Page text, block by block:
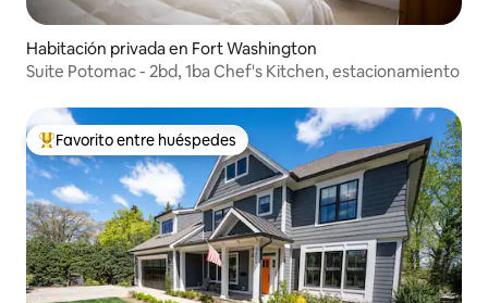
Habitación privada en Fort Washington
Suite Potomac - 2bd, 1ba Chef's Kitchen, estacionamiento
Favorito entre huéspedes preferido
Favorito entre huéspedes